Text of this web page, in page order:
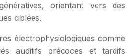
orientant vers des
ciblées.
électrophysiologiques comme
auditifs précoces et tardifs